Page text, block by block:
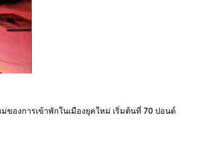
ของการเข้าพักในเมืองยุคใหม่ เริ่มต้นที่ 70 ปอนด์